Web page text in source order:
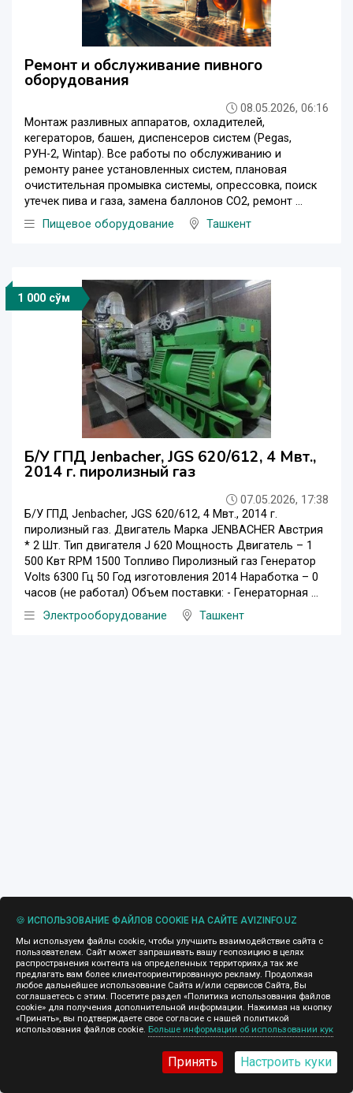
Ремонт и обслуживание пивного
оборудования
08.05.2026, 06:16
Монтаж разливных аппаратов, охладителей,
кегераторов, башен, диспенсеров систем (Pegas,
РУН-2, Wintap). Все работы по обслуживанию и
ремонту ранее установленных систем, плановая
очистительная промывка системы, опрессовка, поиск
утечек пива и газа, замена баллонов CO2, ремонт ...
Пищевое оборудование
Ташкент
1 000 сўм
Б/У ГПД Jenbacher, JGS 620/612, 4 Мвт.,
2014 г. пиролизный газ
07.05.2026, 17:38
Б/У ГПД Jenbacher, JGS 620/612, 4 Мвт., 2014 г.
пиролизный газ. Двигатель Марка JENBACHER Австрия
* 2 Шт. Тип двигателя J 620 Мощность Двигатель – 1
500 Квт RPM 1500 Топливо Пиролизный газ Генератор
Volts 6300 Гц 50 Год изготовления 2014 Наработка – 0
часов (не работал) Объем поставки: - Генераторная ...
Электрооборудование
Ташкент
🍪 ИСПОЛЬЗОВАНИЕ ФАЙЛОВ COOKIE НА САЙТЕ AVIZINFO.UZ
Мы используем файлы cookie, чтобы улучшить взаимодействие сайта с
пользователем. Сайт может запрашивать вашу геопозицию в целях
распространения контента на определенных территориях,а так же
предлагать вам более клиентоориентированную рекламу. Продолжая
любое дальнейшее использование Сайта и/или сервисов Сайта, Вы
соглашаетесь с этим. Посетите раздел «Политика использования файлов
cookie» для получения дополнительной информации. Нажимая на кнопку
«Принять», вы подтверждаете свое согласие с нашей политикой
использования файлов cookie. Больше информации об использовании кук
Принять Настроить куки